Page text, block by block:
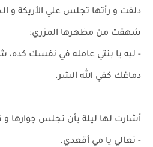
دلفت و رأتها تجلس علي الأريكة و
شهقت من مظهرها المزري:
- ليه يا بنتي عامله في نفسك
دماغك كفي الله الشر.
أشارت لها ليلة بأن تجلس جوارها و
- تعالي يا مي أقعدي.